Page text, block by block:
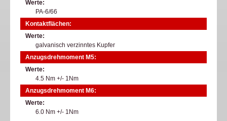
Werte
PA-6/66
Kontaktflächen:
Werte
galvanisch verzinntes Kupfer
Anzugsdrehmoment M5:
Werte
4.5 Nm +/- 1Nm
Anzugsdrehmoment M6:
Werte
6.0 Nm +/- 1Nm